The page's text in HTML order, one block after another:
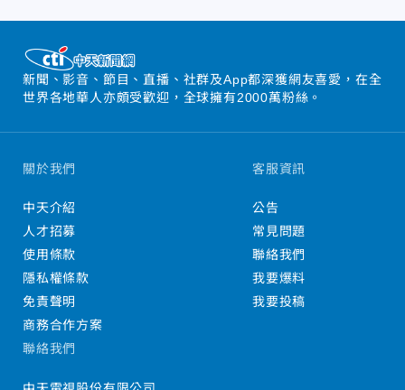
新聞、影音、節目、直播、社群及App都深獲網友喜愛，在全
世界各地華人亦頗受歡迎，全球擁有2000萬粉絲。
關於我們
中天介紹
人才招募
使用條款
隱私權條款
免責聲明
商務合作方案
客服資訊
公告
常見問題
聯絡我們
我要爆料
我要投稿
聯絡我們